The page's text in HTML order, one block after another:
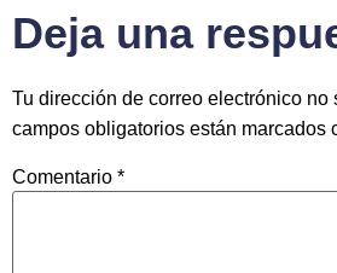
Deja una
Tu dirección de correo electrónico no
campos obligatorios están marcados
Comentario *